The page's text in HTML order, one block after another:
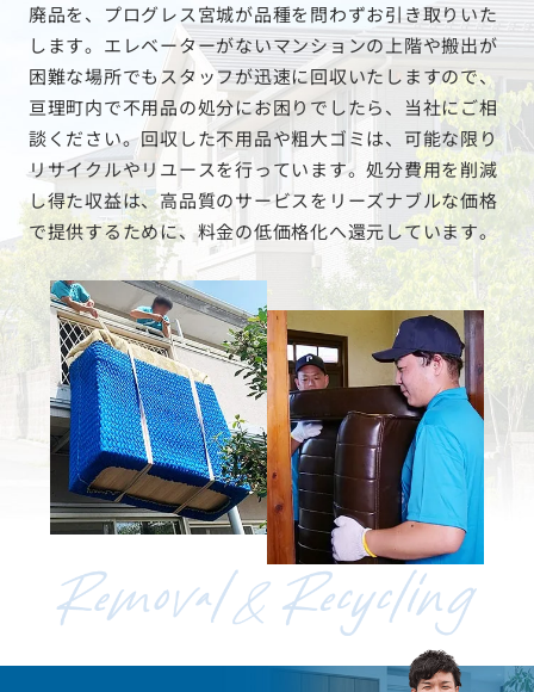
廃品を、プログレス宮城が品種を問わずお引き取りいた
します。エレベーターがないマンションの上階や搬出が
困難な場所でもスタッフが迅速に回収いたしますので、
亘理町内で不用品の処分にお困りでしたら、当社にご相
談ください。回収した不用品や粗大ゴミは、可能な限り
リサイクルやリユースを行っています。処分費用を削減
し得た収益は、高品質のサービスをリーズナブルな価格
で提供するために、料金の低価格化へ還元しています。